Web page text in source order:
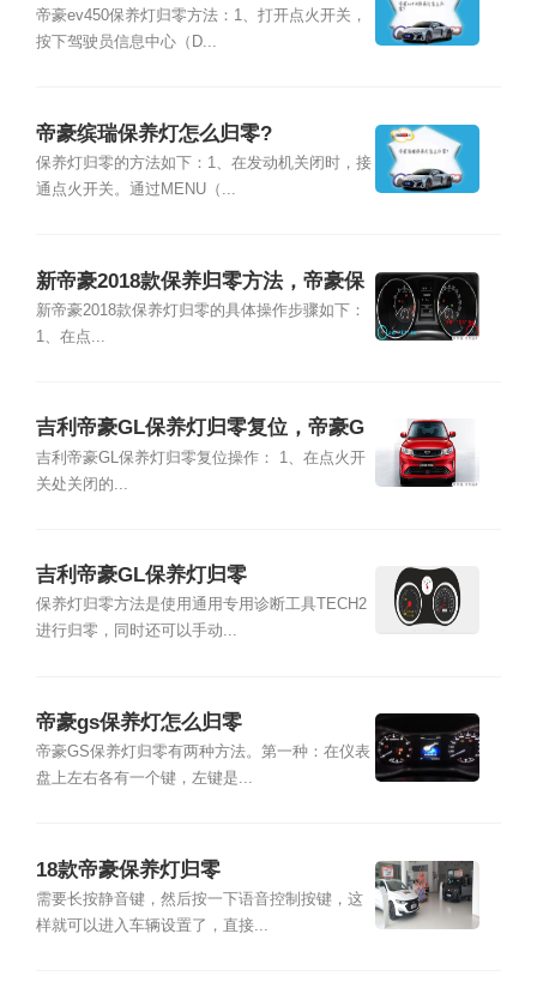
帝豪ev450保养灯归零方法：1、打开点火开关，
按下驾驶员信息中心（D...
帝豪缤瑞保养灯怎么归零?
保养灯归零的方法如下：1、在发动机关闭时，接
通点火开关。通过MENU（...
新帝豪2018款保养归零方法，帝豪保
养灯怎么归零
新帝豪2018款保养灯归零的具体操作步骤如下：
1、在点...
吉利帝豪GL保养灯归零复位，帝豪G
L保养灯怎么消除
吉利帝豪GL保养灯归零复位操作： 1、在点火开
关处关闭的...
吉利帝豪GL保养灯归零
保养灯归零方法是使用通用专用诊断工具TECH2
进行归零，同时还可以手动...
帝豪gs保养灯怎么归零
帝豪GS保养灯归零有两种方法。第一种：在仪表
盘上左右各有一个键，左键是...
18款帝豪保养灯归零
需要长按静音键，然后按一下语音控制按键，这
样就可以进入车辆设置了，直接...